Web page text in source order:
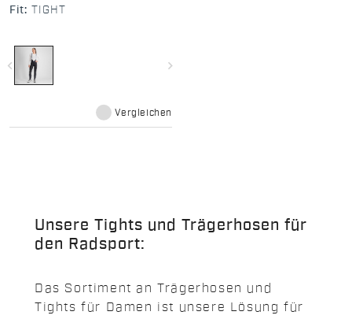
Beinende und Trägern, die auf alle
Größen einstellbar sind.
Fit: TIGHT
navigate_before navigate_next
Vergleichen
Unsere Tights und Trägerhosen für
den Radsport:
Das Sortiment an Trägerhosen und
Tights für Damen ist unsere Lösung für